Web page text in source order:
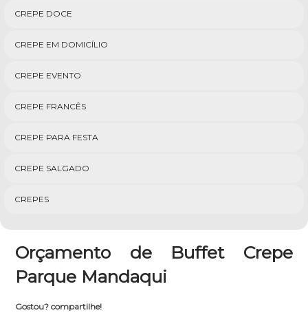
CREPE DOCE
CREPE EM DOMICÍLIO
CREPE EVENTO
CREPE FRANCÊS
CREPE PARA FESTA
CREPE SALGADO
CREPES
Orçamento de Buffet Crepe
Parque Mandaqui
Gostou? compartilhe!